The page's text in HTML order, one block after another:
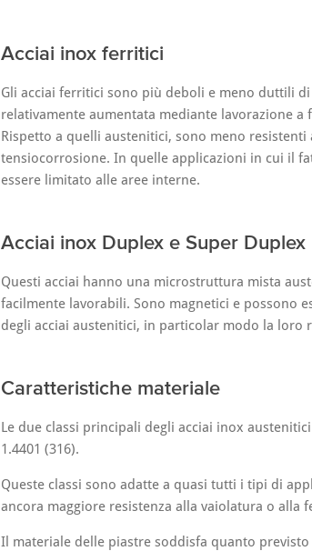
Acciai inox ferritici
Gli acciai ferritici sono più deboli e meno duttili
relativamente aumentata mediante lavorazione
Rispetto a quelli austenitici, sono meno
tensiocorrosione. In quelle applicazioni in cui il
essere limitato alle aree interne.
Acciai inox Duplex e Super Duplex
Questi acciai hanno una microstruttura mista
facilmente lavorabili. Sono magnetici e possono
degli acciai austenitici, in particolar modo la loro
Caratteristiche materiale
Le due classi principali degli acciai inox
1.4401 (316).
Queste classi sono adatte a quasi tutti i tipi di
ancora maggiore resistenza alla vaiolatura o alla
Il materiale delle piastre soddisfa quanto